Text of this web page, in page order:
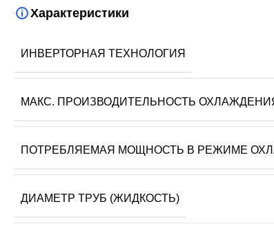
Характеристики
ИНВЕРТОРНАЯ ТЕХНОЛОГИЯ
МАКС. ПРОИЗВОДИТЕЛЬНОСТЬ
ПОТРЕБЛЯЕМАЯ МОЩНОСТЬ В РЕЖИМЕ
ДИАМЕТР ТРУБ (ЖИДКОСТЬ)